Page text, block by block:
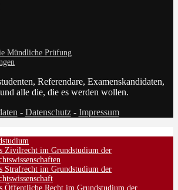
Mündliche Prüfung
Referendare, Examenskandidaten,
alle die, die es werden wollen.
- Datenschutz- Impressum
Zivilrecht im Grundstudium der
Strafrecht im Grundstudium der
Öffentliche Recht im Grundstudium der